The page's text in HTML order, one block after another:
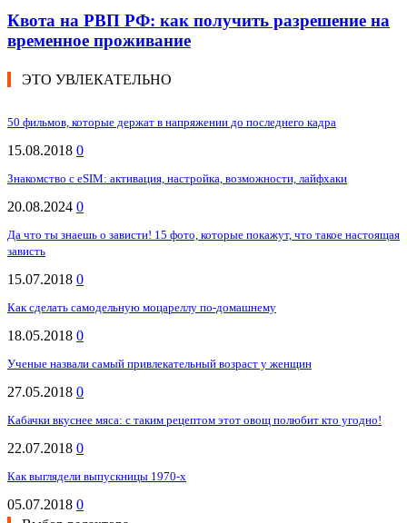
Квота на РВП РФ: как получить разрешение на
временное проживание
ЭТО УВЛЕКАТЕЛЬНО
50 фильмов, которые держат в напряжении до последнего кадра
15.08.2018 0
Знакомство с eSIM: активация, настройка, возможности, лайфхаки
20.08.2024 0
Да что ты знаешь о зависти! 15 фото, которые покажут, что такое настоящая
зависть
15.07.2018 0
Как сделать самодельную моцареллу по-домашнему
18.05.2018 0
Ученые назвали самый привлекательный возраст у женщин
27.05.2018 0
Кабачки вкуснее мяса: с таким рецептом этот овощ полюбит кто угодно!
22.07.2018 0
Как выглядели выпускницы 1970-х
05.07.2018 0